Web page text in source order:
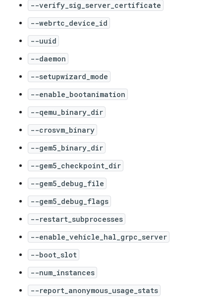
--verify_sig_server_certificate
--webrtc_device_id
--uuid
--daemon
--setupwizard_mode
--enable_bootanimation
--qemu_binary_dir
--crosvm_binary
--gem5_binary_dir
--gem5_checkpoint_dir
--gem5_debug_file
--gem5_debug_flags
--restart_subprocesses
--enable_vehicle_hal_grpc_server
--boot_slot
--num_instances
--report_anonymous_usage_stats